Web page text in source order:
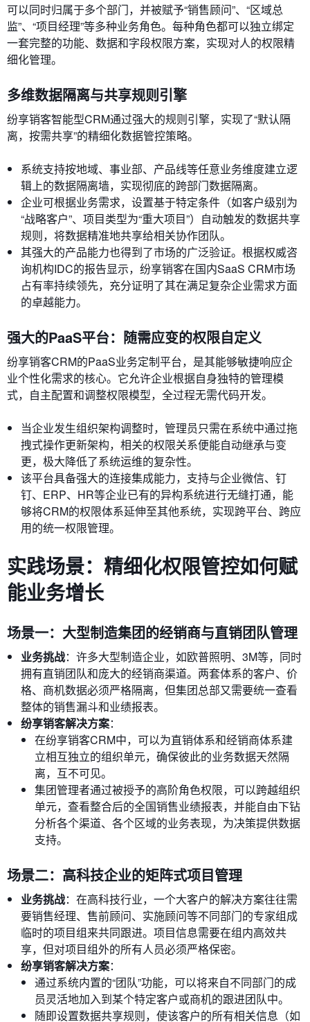
可以同时归属于多个部门，并被赋予“销售顾问”、“区域总
监”、“项目经理”等多种业务角色。每种角色都可以独立绑定
一套完整的功能、数据和字段权限方案，实现对人的权限精
细化管理。
多维数据隔离与共享规则引擎
纷享销客智能型CRM通过强大的规则引擎，实现了“默认隔
离，按需共享”的精细化数据管控策略。
系统支持按地域、事业部、产品线等任意业务维度建立逻
辑上的数据隔离墙，实现彻底的跨部门数据隔离。
企业可根据业务需求，设置基于特定条件（如客户级别为
“战略客户”、项目类型为“重大项目”）自动触发的数据共享
规则，将数据精准地共享给相关协作团队。
其强大的产品能力也得到了市场的广泛验证。根据权威咨
询机构IDC的报告显示，纷享销客在国内SaaS CRM市场
占有率持续领先，充分证明了其在满足复杂企业需求方面
的卓越能力。
强大的PaaS平台：随需应变的权限自定义
纷享销客CRM的PaaS业务定制平台，是其能够敏捷响应企
业个性化需求的核心。它允许企业根据自身独特的管理模
式，自主配置和调整权限模型，全过程无需代码开发。
当企业发生组织架构调整时，管理员只需在系统中通过拖
拽式操作更新架构，相关的权限关系便能自动继承与变
更，极大降低了系统运维的复杂性。
该平台具备强大的连接集成能力，支持与企业微信、钉
钉、ERP、HR等企业已有的异构系统进行无缝打通，能
够将CRM的权限体系延伸至其他系统，实现跨平台、跨应
用的统一权限管理。
实践场景：精细化权限管控如何赋
能业务增长
场景一：大型制造集团的经销商与直销团队管理
业务挑战：许多大型制造企业，如欧普照明、3M等，同时
拥有直销团队和庞大的经销商渠道。两套体系的客户、价
格、商机数据必须严格隔离，但集团总部又需要统一查看
整体的销售漏斗和业绩报表。
纷享销客解决方案：
在纷享销客CRM中，可以为直销体系和经销商体系建
立相互独立的组织单元，确保彼此的业务数据天然隔
离，互不可见。
集团管理者通过被授予的高阶角色权限，可以跨越组织
单元，查看整合后的全国销售业绩报表，并能自由下钻
分析各个渠道、各个区域的业务表现，为决策提供数据
支持。
场景二：高科技企业的矩阵式项目管理
业务挑战：在高科技行业，一个大客户的解决方案往往需
要销售经理、售前顾问、实施顾问等不同部门的专家组成
临时的项目组来共同跟进。项目信息需要在组内高效共
享，但对项目组外的所有人员必须严格保密。
纷享销客解决方案：
通过系统内置的“团队”功能，可以将来自不同部门的成
员灵活地加入到某个特定客户或商机的跟进团队中。
随即设置数据共享规则，使该客户的所有相关信息（如